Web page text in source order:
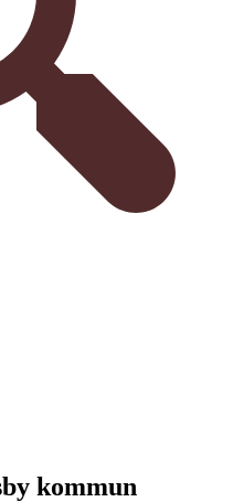
kommun